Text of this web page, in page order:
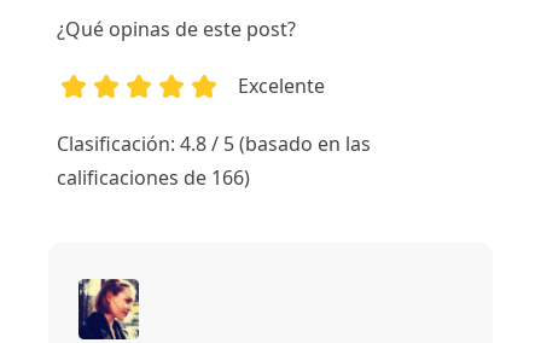
¿Qué opinas de este post?
Excelente
Clasificación: 4.8 / 5 (basado en las
calificaciones de 166)